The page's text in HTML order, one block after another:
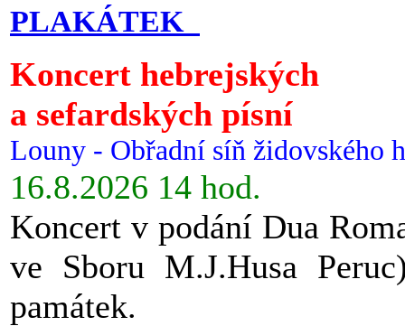
PLAKÁTEK
Koncert hebrejských
a sefardských písní
Louny - Obřadní síň židovského
16.8.2026 14 hod.
Koncert v podání Dua
ve Sboru M.J.Husa
památek.